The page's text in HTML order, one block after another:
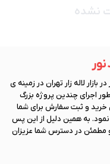
نشده
در بازار لاله زار تهران در زمینه ی
اجرای چندین پروژه بزرگ
آسان نمودن خرید و ثبت سفارش برای شما
به همین دلیل از این پس
مطمئن در دسترس شما عزیزان